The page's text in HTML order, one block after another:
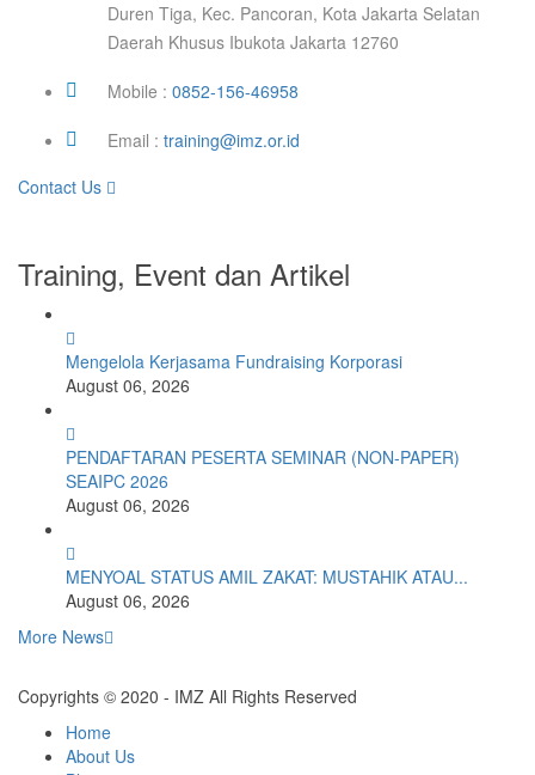
Duren Tiga, Kec. Pancoran, Kota Jakarta Selatan
Daerah Khusus Ibukota Jakarta 12760
Mobile : 0852-156-46958
Email : training@imz.or.id
Contact Us
Training, Event dan Artikel
Mengelola Kerjasama Fundraising Korporasi
August 06, 2026
PENDAFTARAN PESERTA SEMINAR (NON-PAPER)
SEAIPC 2026
August 06, 2026
MENYOAL STATUS AMIL ZAKAT: MUSTAHIK ATAU...
August 06, 2026
More News
Copyrights © 2020 - IMZ All Rights Reserved
Home
About Us